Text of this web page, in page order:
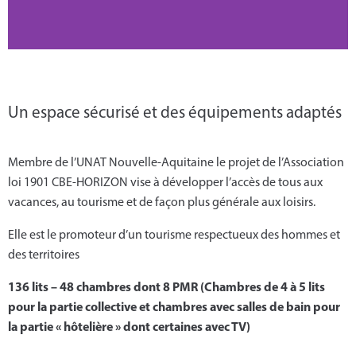
Un espace sécurisé et des équipements adaptés
Membre de l’UNAT Nouvelle-Aquitaine le projet de l’Association
loi 1901 CBE-HORIZON vise à développer l’accès de tous aux
vacances, au tourisme et de façon plus générale aux loisirs.
Elle est le promoteur d’un tourisme respectueux des hommes et
des territoires
136 lits – 48 chambres dont 8 PMR (Chambres de 4 à 5 lits
pour la partie collective et chambres avec salles de bain pour
la partie « hôtelière » dont certaines avec TV)